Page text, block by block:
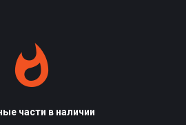
части в наличии